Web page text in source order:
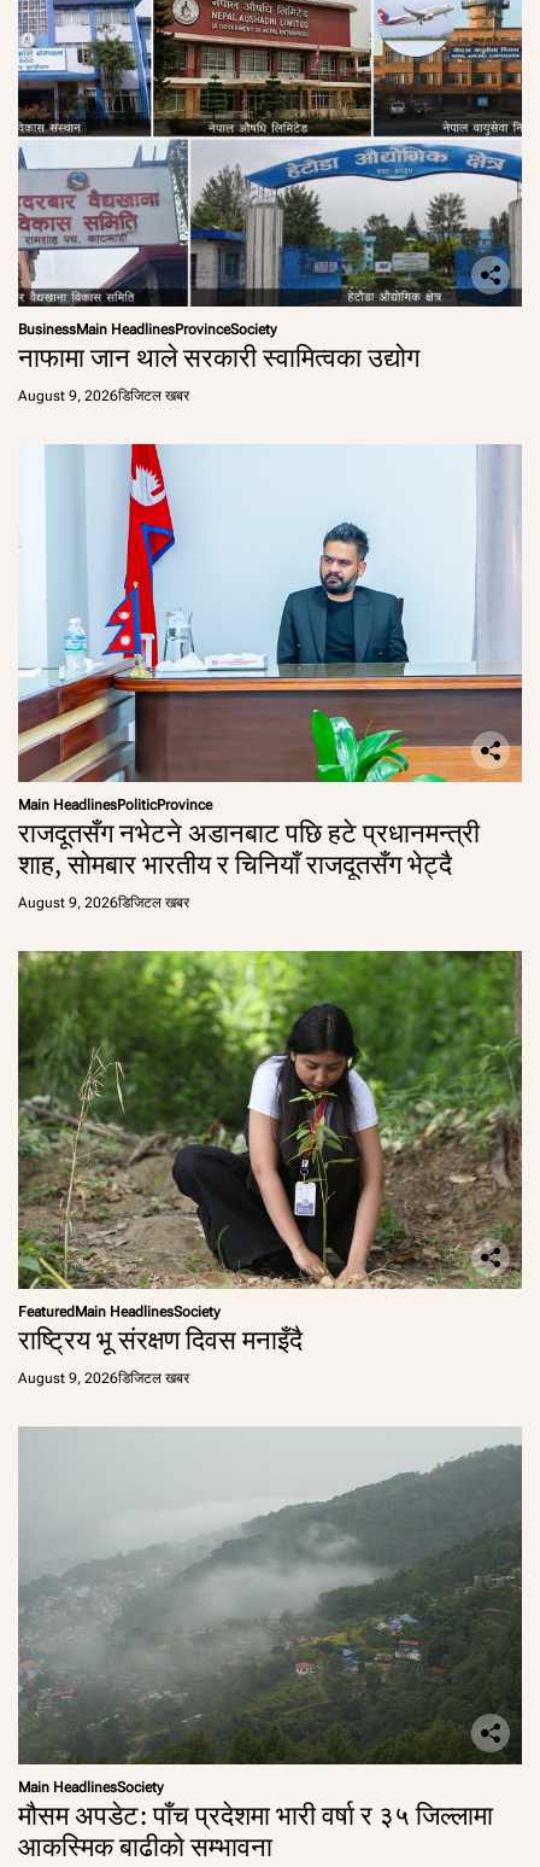
BusinessMain HeadlinesProvinceSociety
नाफामा जान थाले सरकारी स्वामित्वका उद्योग
August 9, 2026डिजिटल खबर
Main HeadlinesPoliticProvince
राजदूतसँग नभेटने अडानबाट पछि हटे प्रधानमन्त्री
शाह, सोमबार भारतीय र चिनियाँ राजदूतसँग भेट्दै
August 9, 2026डिजिटल खबर
Featured Main HeadlinesSociety
राष्ट्रिय भू संरक्षण दिवस मनाइँदै
August 9, 2026डिजिटल खबर
Main HeadlinesSociety
मौसम अपडेट: पाँच प्रदेशमा भारी वर्षा र ३५ जिल्लामा
आकस्मिक बाढीको सम्भावना